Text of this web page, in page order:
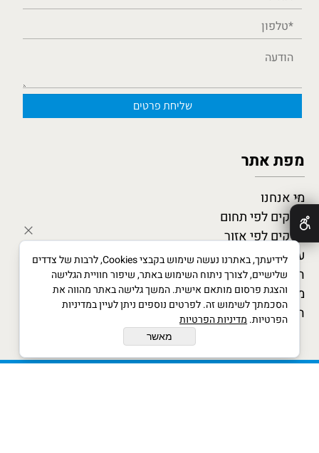
מפת אתר
מי אנחנו
עסקים לפי תחום
עסקים לפי אזור
עסקים מומלצים
המגזין העסקי
מדריך לעסקים חדשים
הצטרף כמומחה
✕
לידיעתך, באתרנו נעשה שימוש בקבצי Cookies, לרבות של צדדים
שלישיים, לצורך ניתוח השימוש באתר, שיפור חוויית הגלישה
והצגת פרסום מותאם אישית. המשך גלישה באתר מהווה את
הסכמתך לשימוש זה. לפרטים נוספים ניתן לעיין במדיניות
הפרטיות. מדיניות הפרטיות
מאשר